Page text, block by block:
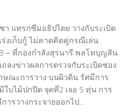
แทรกซึมอธิปไตย วางกับระเบิด
งเก็บกู้ ไม่คาดคิดคู่กรณีเล่น
– ที่กองกำลังสุรนารี พลโทบุญสิน
งข่าวผลการตรวจกับระเบิดช่อง
ณะการวาง บนผิวดิน รัศมีการ
ใบไม้ปกปิด จุดที่2 เจอ 5 ทุ่น การ
ารวางกระจายออกไป...